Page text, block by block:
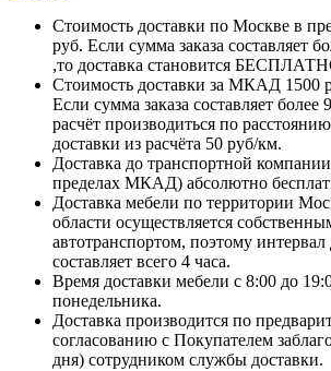
Стоимость доставки по Москве в
руб. Если сумма заказа составляет
,то доставка становится
Стоимость доставки за МКАД 1500
Если сумма заказа составляет более
расчёт производиться по
доставки из расчёта 50 руб/км.
Доставка до транспортной
пределах МКАД) абсолютно
Доставка мебели по территории
области осуществляется
автотранспортом, поэтому интервал
составляет всего 4 часа.
Время доставки мебели с 8:00 до
понедельника.
Доставка производится по
согласованию с Покупателем
дня) сотрудником службы доставки.